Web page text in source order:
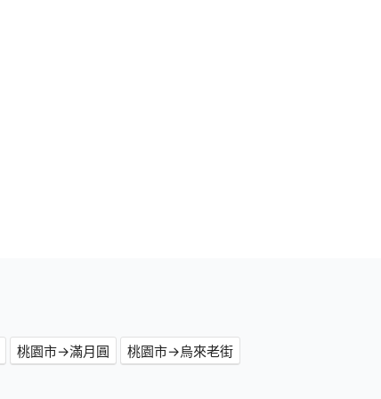
桃園市→滿月圓
桃園市→烏來老街